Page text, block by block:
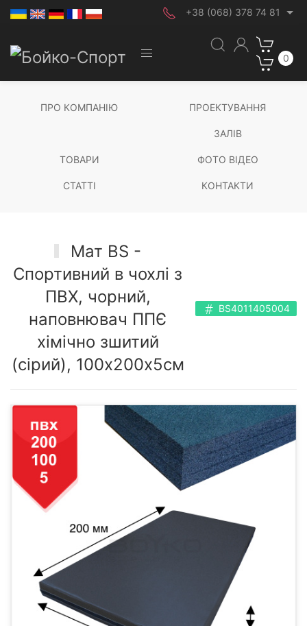
+38 (068) 378 74 81
0
ПРО КОМПАНІЮ ПРОЕКТУВАННЯ
ЗАЛІВ
ТОВАРИ ФОТО ВІДЕО
СТАТТІ КОНТАКТИ
Мат BS -
Cпортивний в чохлі з
ПВХ, чорний,
наповнювач ППЄ
хімічно зшитий
(сірий), 100х200х5см
BS4011405004